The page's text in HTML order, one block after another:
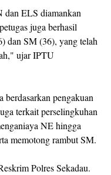
dan ELS diamankan
juga berhasil
dan SM (36), yang telah
ujar IPTU
pengakuan
terkait perselingkuhan
NE hingga
memotong rambut SM.
Polres Sekadau.